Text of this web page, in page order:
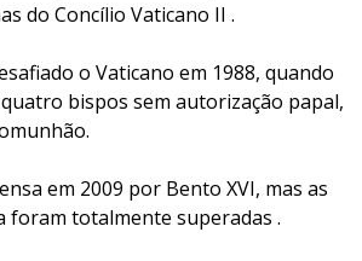
do Concílio Vaticano II .
o Vaticano em 1988, quando
bispos sem autorização papal,
em 2009 por Bento XVI, mas as
foram totalmente superadas .